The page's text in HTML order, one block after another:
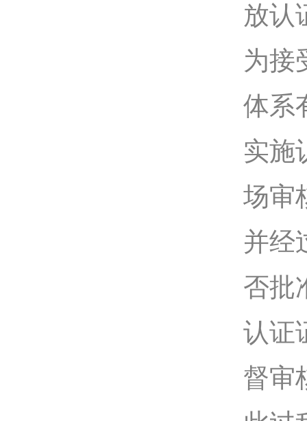
放认
为接
体系
实施
场审
并经
否批
认证
督审